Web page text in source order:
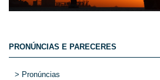
PRONÚNCIAS E PARECERES
> Pronúncias